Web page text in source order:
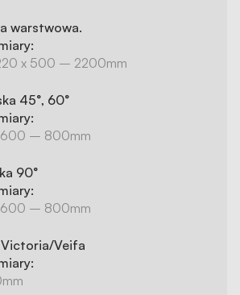
warstwowa.
x 500 – 2200mm
45°, 60°
600 – 800mm
90°
600 – 800mm
Victoria/Veifa